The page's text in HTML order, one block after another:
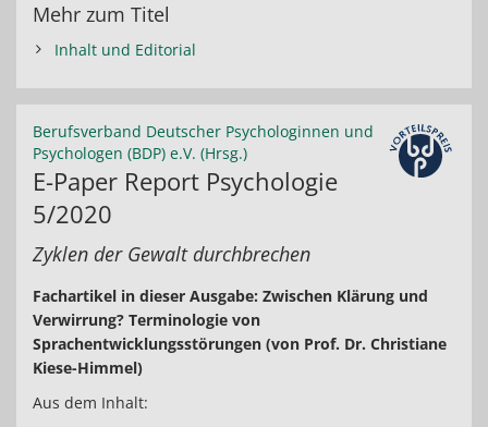
Mehr zum Titel
Inhalt und Editorial
Berufsverband Deutscher Psychologinnen und
Psychologen (BDP) e.V. (Hrsg.)
E-Paper Report Psychologie
5/2020
Zyklen der Gewalt durchbrechen
Fachartikel in dieser Ausgabe: Zwischen Klärung und
Verwirrung? Terminologie von
Sprachentwicklungsstörungen (von Prof. Dr. Christiane
Kiese-Himmel)
Aus dem Inhalt: